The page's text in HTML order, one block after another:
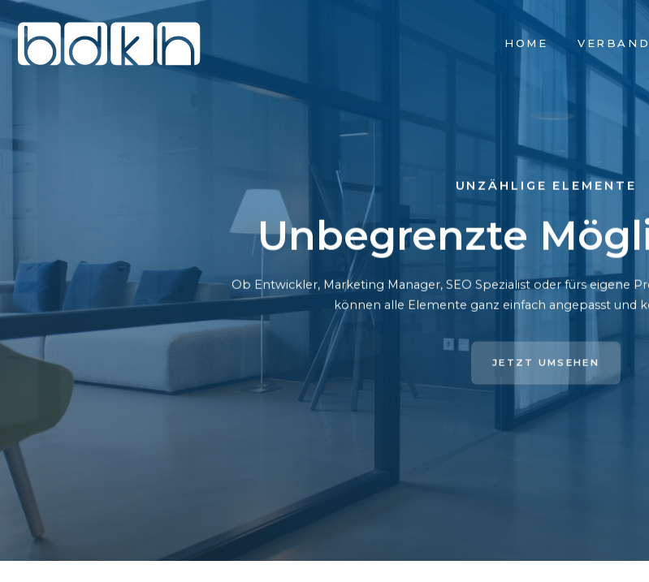
NAVIGATION
ÜBERSPRINGEN
HOME VERBAND
UNZÄHLIGE ELEMENTE
Unbegrenzte
Ob Entwickler, Marketing Manager, SEO Spezialist oder fürs eigene
können alle Elemente ganz einfach angepasst und
JETZT UMSEHEN